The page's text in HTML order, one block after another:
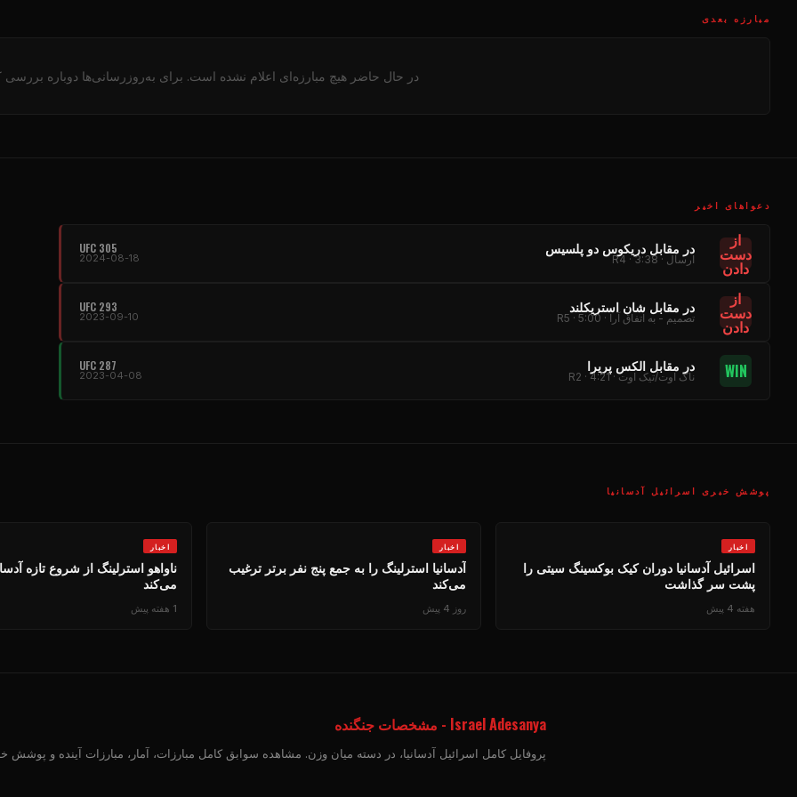
مبارزه بعدی
در حال حاضر هیچ مبارزه‌ای اعلام نشده است. برای به‌روزرسانی‌ها دوباره بررسی
دعواهای اخیر
از
دست
دادن
در مقابل دریکوس دو پلسیس
ارسال · R4 · 3:38
UFC 305
2024-08-18
از
دست
دادن
در مقابل شان استریکلند
تصمیم - به اتفاق آرا · R5 · 5:00
UFC 293
2023-09-10
WIN در مقابل الکس پریرا
ناک اوت/تیک اوت · R2 · 4:21
UFC 287
2023-04-08
پوشش خبری اسرائیل آدسانیا
اخبار
اسرائیل آدسانیا دوران کیک بوکسینگ سیتی را
پشت سر گذاشت
هفته 4 پیش
اخبار
آدسانیا استرلینگ را به جمع پنج نفر برتر ترغیب
می‌کند
روز 4 پیش
اخبار
ناواهو استرلینگ از شروع تازه
می‌کند
1 هفته پیش
Israel Adesanya - مشخصات جنگنده
پروفایل کامل اسرائیل آدسانیا، در دسته میان وزن. مشاهده سوابق کامل مبارزات، آمار، مبارزات آینده و پوشش